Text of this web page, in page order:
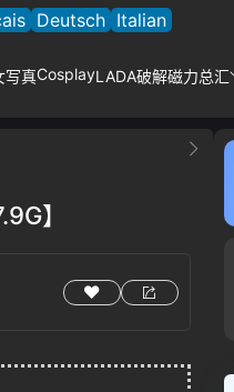
Deutsch Italian
写真CosplayLADA破解磁力总汇
】